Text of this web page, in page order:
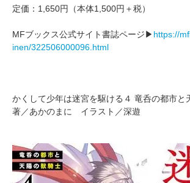
定価：1,650円（本体1,500円＋税）
MFブックス公式サイト書誌ページ▶ https://
inen/322506000096.html
かくして少年は迷宮を駆ける４ 竜呑の都市と
著／あかのまに イラスト／深遊